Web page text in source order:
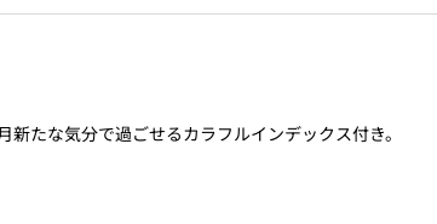
たな気分で過ごせるカラフルインデックス付き。